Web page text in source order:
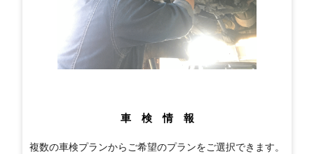
車 検 情 報
複数の車検プランからご希望のプランをご選択できます。